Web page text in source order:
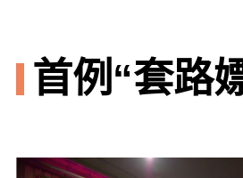
首例“套路